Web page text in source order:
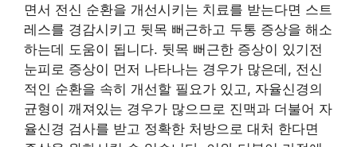
면서 전신 순환을 개선시키는 치료를 받는다면 스트
레스를 경감시키고 뒷목 뻐근하고 두통 증상을 해소
하는데 도움이 됩니다. 뒷목 뻐근한 증상이 있기전
눈피로 증상이 먼저 나타나는 경우가 많은데, 전신
적인 순환을 속히 개선할 필요가 있고, 자율신경의
균형이 깨져있는 경우가 많으므로 진맥과 더불어 자
율신경 검사를 받고 정확한 처방으로 대처 한다면